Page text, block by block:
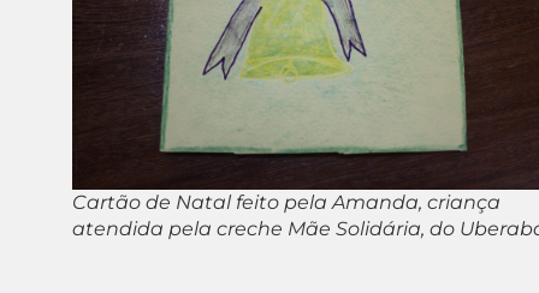
Cartão de Natal feito pela Amanda, criança
atendida pela creche Mãe Solidária, do